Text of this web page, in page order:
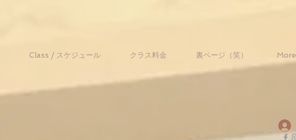
Class / スケジュール クラス料金 裏ページ（笑） More